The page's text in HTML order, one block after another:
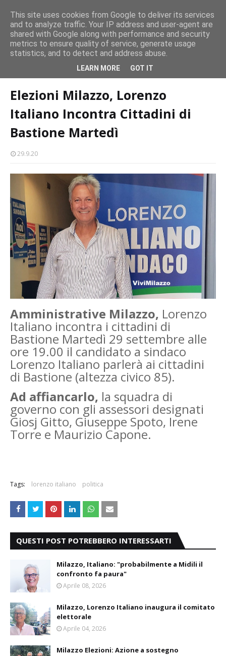
Milazzo 28ª Sagra del Pesce a Vaccarella: il programma
EVENTI
Elezioni Milazzo, Lorenzo Italiano Incontra
Elezioni Milazzo, Lorenzo
Italiano Incontra Cittadini di
Bastione Martedì
29.9.20
Amministrative Milazzo, Lorenzo
Italiano incontra i cittadini di
Bastione Martedì 29 settembre alle
ore 19.00 il candidato a sindaco
Lorenzo Italiano parlerà ai cittadini
di Bastione (altezza civico 85).
Ad affiancarlo, la squadra di
governo con gli assessori designati
Giosj Gitto, Giuseppe Spoto, Irene
Torre e Maurizio Capone.
Tags: lorenzo italiano politica
QUESTI POST POTREBBERO INTERESSARTI
Milazzo, Italiano: "probabilmente a Midili il
confronto fa paura"
Aprile 08, 2026
Milazzo, Lorenzo Italiano inaugura il comitato
elettorale
Aprile 04, 2026
Milazzo Elezioni: Azione a sostegno
This site uses cookies from Google to deliver its services
and to analyze traffic. Your IP address and user-agent are
shared with Google along with performance and security
metrics to ensure quality of service, generate usage
statistics, and to detect and address abuse.
LEARN MORE GOT IT